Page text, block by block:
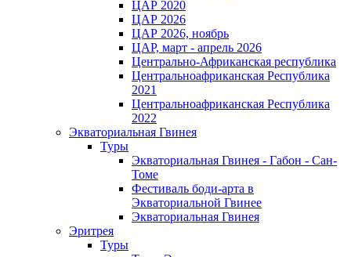
ЦАР 2020
ЦАР 2026
ЦАР 2026, ноябрь
ЦАР, март - апрель 2026
Центрально-Африканская республика
Центральноафриканская Республика
2021
Центральноафриканская Республика
2022
Экваториальная Гвинея
Туры
Экваториальная Гвинея - Габон - Сан-
Томе
Фестиваль боди-арта в
Экваториальной Гвинее
Экваториальная Гвинея
Эритрея
Туры